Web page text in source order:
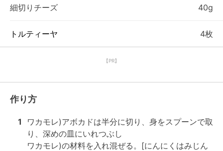
細切りチーズ 40g
トルティーヤ 4枚
【PR】
作り方
1
ワカモレ)アボカドは半分に切り、身をスプーンで取
り、深めの皿にいれつぶし
ワカモレ)の材料を入れ混ぜる。[にんにくはみじん